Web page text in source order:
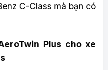
C-Class mà bạn có
Plus cho xe